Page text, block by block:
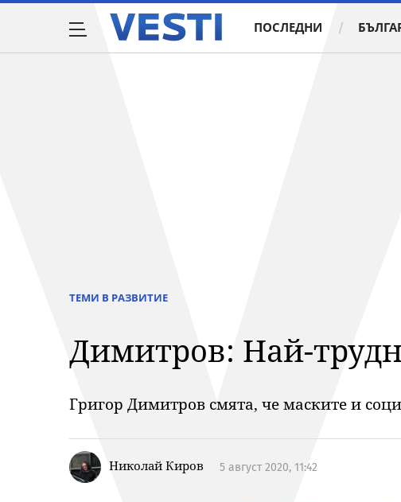
ПОСЛЕДНИ
ТЕМИ В РАЗВИТИЕ
Димитров: Най-
Григор Димитров смята, че маските и
Николай Киров 5 август 2020, 11:42